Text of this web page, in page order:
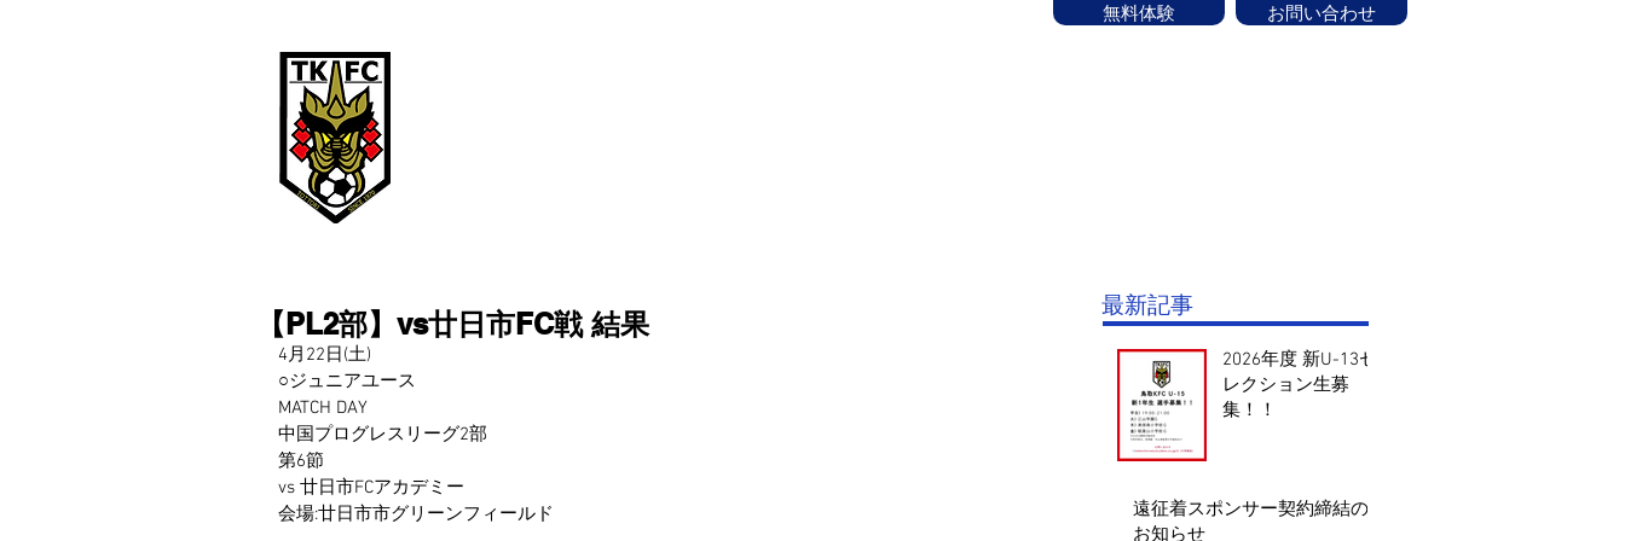
無料体験 お問い合わせ
【PL2部】vs廿日市FC戦 結果
4月22日(土)
○ジュニアユース
MATCH DAY
中国プログレスリーグ2部
第6節
vs 廿日市FCアカデミー
会場:廿日市市グリーンフィールド
最新記事
2026年度 新U-13セ
レクション生募
集！！
遠征着スポンサー契約締結の
お知らせ